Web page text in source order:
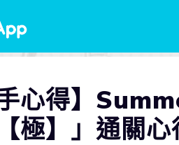
手心得】
極】」通關